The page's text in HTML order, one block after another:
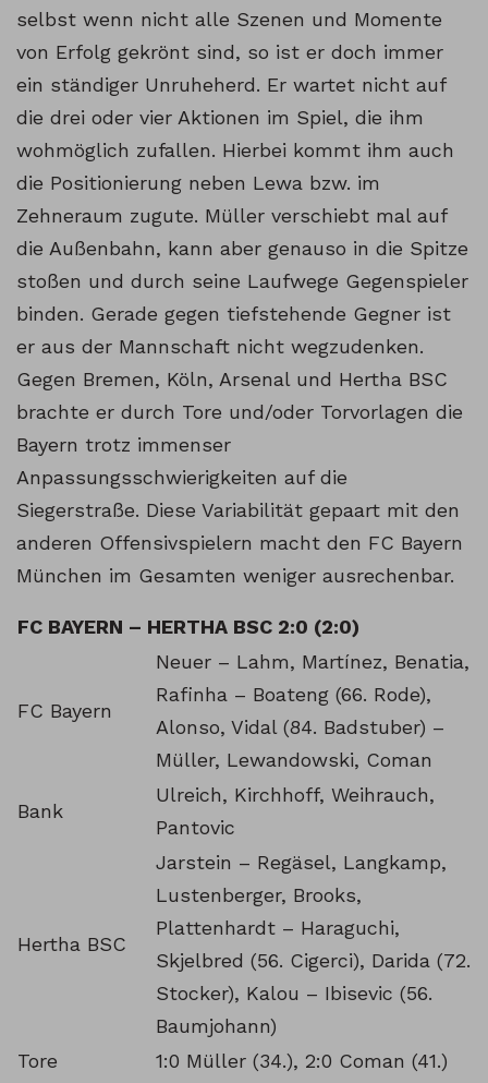
selbst wenn nicht alle Szenen und Momente
von Erfolg gekrönt sind, so ist er doch immer
ein ständiger Unruheherd. Er wartet nicht auf
die drei oder vier Aktionen im Spiel, die ihm
wohmöglich zufallen. Hierbei kommt ihm auch
die Positionierung neben Lewa bzw. im
Zehneraum zugute. Müller verschiebt mal auf
die Außenbahn, kann aber genauso in die Spitze
stoßen und durch seine Laufwege Gegenspieler
binden. Gerade gegen tiefstehende Gegner ist
er aus der Mannschaft nicht wegzudenken.
Gegen Bremen, Köln, Arsenal und Hertha BSC
brachte er durch Tore und/oder Torvorlagen die
Bayern trotz immenser
Anpassungsschwierigkeiten auf die
Siegerstraße. Diese Variabilität gepaart mit den
anderen Offensivspielern macht den FC Bayern
München im Gesamten weniger ausrechenbar.
FC BAYERN – HERTHA BSC 2:0 (2:0)
FC Bayern
Neuer – Lahm, Martínez, Benatia,
Rafinha – Boateng (66. Rode),
Alonso, Vidal (84. Badstuber) –
Müller, Lewandowski, Coman
Bank
Ulreich, Kirchhoff, Weihrauch,
Pantovic
Hertha BSC
Jarstein – Regäsel, Langkamp,
Lustenberger, Brooks,
Plattenhardt – Haraguchi,
Skjelbred (56. Cigerci), Darida (72.
Stocker), Kalou – Ibisevic (56.
Baumjohann)
Tore
1:0 Müller (34.), 2:0 Coman (41.)